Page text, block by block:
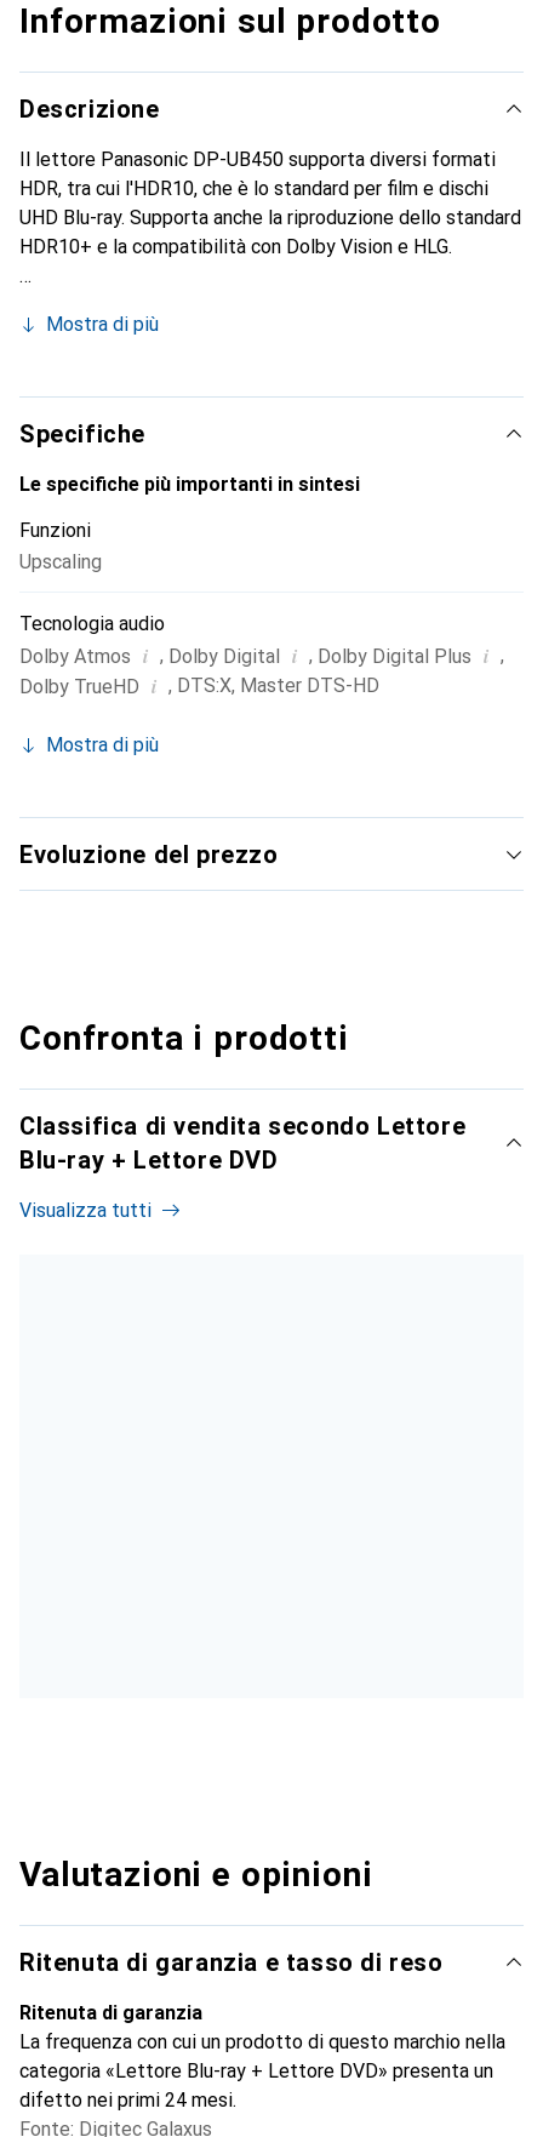
Informazioni sul prodotto
Descrizione
Il lettore Panasonic DP-UB450 supporta diversi formati
HDR, tra cui l'HDR10, che è lo standard per film e dischi
UHD Blu-ray. Supporta anche la riproduzione dello standard
HDR10+ e la compatibilità con Dolby Vision e HLG.
Mostra di più
Specifiche
Le specifiche più importanti in sintesi
Funzioni
Upscaling
Tecnologia audio
Dolby Atmos i , Dolby Digital i , Dolby Digital Plus i ,
Dolby TrueHD i , DTS:X, Master DTS-HD
Mostra di più
Evoluzione del prezzo
Confronta i prodotti
Classifica di vendita secondo Lettore
Blu-ray + Lettore DVD
Visualizza tutti
Valutazioni e opinioni
Ritenuta di garanzia e tasso di reso
Ritenuta di garanzia
La frequenza con cui un prodotto di questo marchio nella
categoria «Lettore Blu-ray + Lettore DVD» presenta un
difetto nei primi 24 mesi.
Fonte: Digitec Galaxus